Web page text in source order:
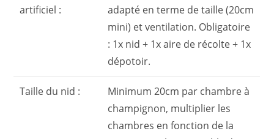
artificiel :
adapté en terme de taille (20cm
mini) et ventilation. Obligatoire
: 1x nid + 1x aire de récolte + 1x
dépotoir.
Taille du nid :
Minimum 20cm par chambre à
champignon, multiplier les
chambres en fonction de la